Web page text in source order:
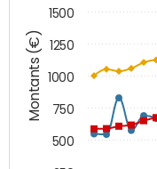
Montants (€)
500
750
1000
1250
1500